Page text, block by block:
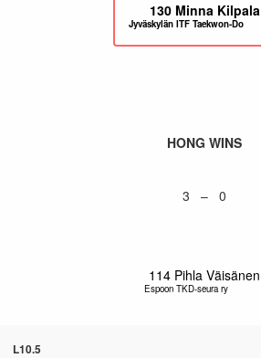
130 Minna Kilpala
Jyväskylän ITF Taekwon-Do
HONG WINS
3 – 0
114 Pihla Väisänen
Espoon TKD-seura ry
L10.5